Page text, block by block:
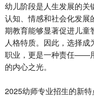
幼儿阶段是人生发展的关
认知、情感和社会化发展
期教育能够显著促进儿童
人格特质。因此，选择
职业，更是一种责任——
的内心之光。
2025幼师专业招生的新特